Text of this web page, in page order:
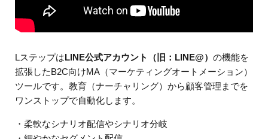
LステップはLINE公式アカウント（旧：LINE@） の機能を
拡張したB2C向けMA（マーケティングオートメーション）
ツールです。教育（ナーチャリング）から顧客管理までを
ワンストップで自動化します。
・柔軟なシナリオ配信やシナリオ分岐